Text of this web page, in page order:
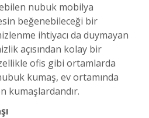
nubuk mobilya
beğenebileceği bir
ihtiyacı da duymayan
açısından kolay bir
ofis gibi ortamlarda
kumaş, ev ortamında
kumaşlardandır.